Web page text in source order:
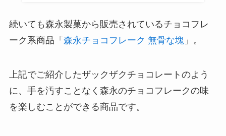
続いても森永製菓から販売されているチョコフレ
ーク系商品「 森永チョコフレーク 無骨な塊」。
上記でご紹介したザックザクチョコレートのよう
に、手を汚すことなく森永のチョコフレークの味
を楽しむことができる商品です。